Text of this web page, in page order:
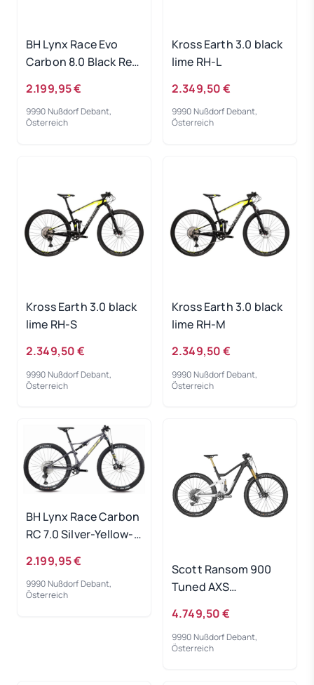
BH Lynx Race Evo
Carbon 8.0 Black Red
2.199,95 €
9990 Nußdorf Debant,
Österreich
Kross Earth 3.0 black
lime RH-L
2.349,50 €
9990 Nußdorf Debant,
Österreich
Kross Earth 3.0 black
lime RH-S
2.349,50 €
9990 Nußdorf Debant,
Österreich
Kross Earth 3.0 black
lime RH-M
2.349,50 €
9990 Nußdorf Debant,
Österreich
BH Lynx Race Carbon
RC 7.0 Silver-Yellow-
2.199,95 €
9990 Nußdorf Debant,
Österreich
Scott Ransom 900
Tuned AXS
4.749,50 €
9990 Nußdorf Debant,
Österreich